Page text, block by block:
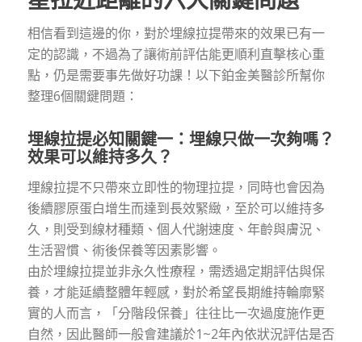
相信看到這邊的你，對於埋線拉提帶來的效果已有一
定的認識，不過為了讓術前評估能更順利直擊核心重
點，仍是需要事先做好功課！以下鉑金美醫診所幫你
整理6個關鍵問題：
埋線拉提必知關鍵一：埋線只做一次夠嗎？
效果可以維持多久？
埋線拉提不只帶來立即性的物理拉提，同時也會因為
後續膠原蛋白增生而達到長效緊緻，至於可以維持多
久，則受到線材種類、個人代謝速度、年齡與膚況、
生活習慣、術後保養等因素影響。
由於埋線拉提並非永久性療程，需透過定期評估與保
養，才能延續整體年輕感，對於希望長期維持輪廓緊
實的人而言，「分階段保養」往往比一次過度施作更
自然，因此醫師一般會建議於1~2年內依狀況評估是否